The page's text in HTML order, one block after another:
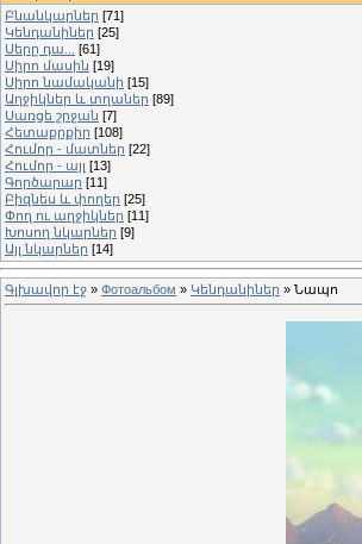
Բնանկարներ [71]
Կենդանիներ [25]
Սերը դա...
[61]
Սիրո մասին [19]
Սիրո նամականի [15]
Աղջիկներ և տղաներ [89]
Սառցե շրջան [7]
Հետաքրքիր [108]
Հումոր - մատներ [22]
Հումոր - այլ [13]
Գործարար [11]
Բիզնես և փողեր [25]
Փող ու աղջիկներ [11]
Խոսող նկարներ [9]
Այլ նկարներ [14]
Գլխավոր էջ » Фотоальбом » Կենդանիներ » Նապո